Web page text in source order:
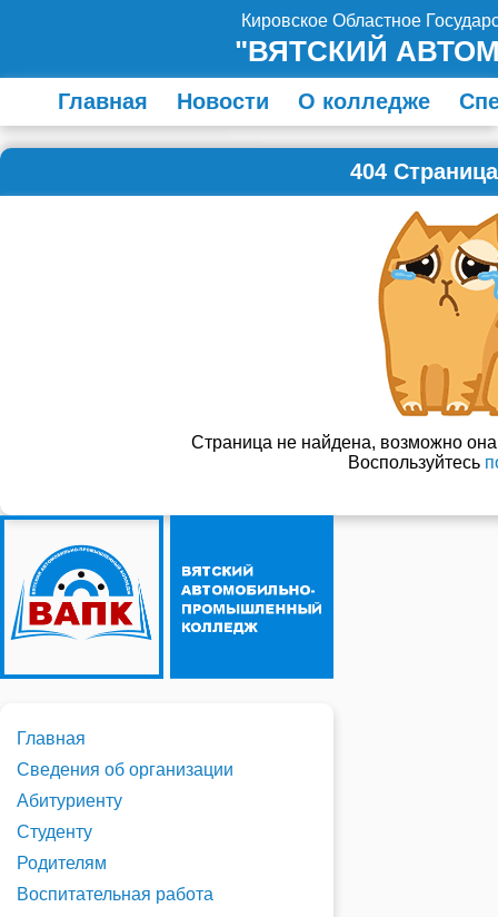
Кировское Областное
"ВЯТСКИЙ
Главная Новости О колледже
404
Страница не найдена, возможно
Воспользуйтесь
Главная
Сведения об организации
Абитуриенту
Студенту
Родителям
Воспитательная работа